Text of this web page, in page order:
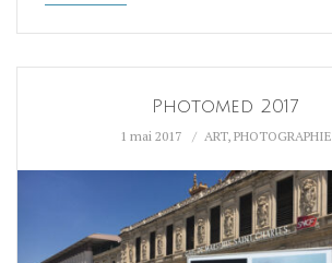
Photomed 2017
1 mai 2017 ART, PHOTOGRAPHIE